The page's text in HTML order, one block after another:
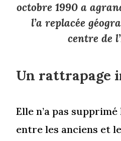
octobre 1990 a
l’a replacée
centre de
Un rattrapage
Elle n’a pas
entre les anciens et